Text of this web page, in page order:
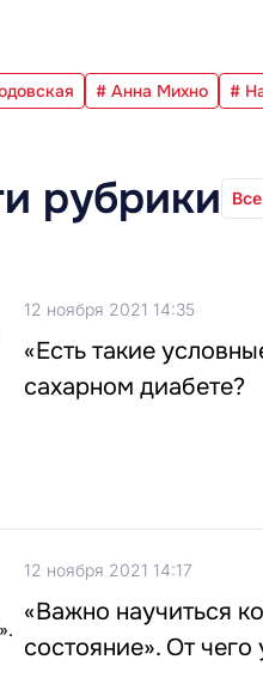
# Анна Михно #
рубрики
12 ноября 2021 14:35
«Есть такие
сахарном диабете?
12 ноября 2021 14:17
«Важно научиться
состояние». От